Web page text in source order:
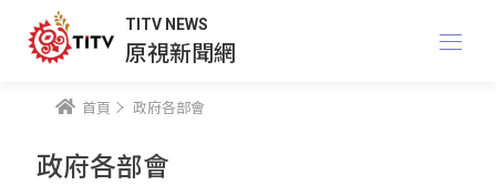
TITV NEWS
原視新聞網
首頁 政府各部會
政府各部會